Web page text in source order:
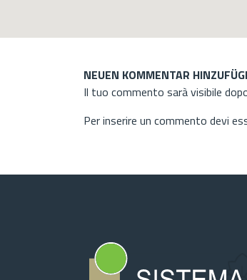
NEUEN KOMMENTAR
Il tuo commento sarà visibile
Per inserire un commento devi